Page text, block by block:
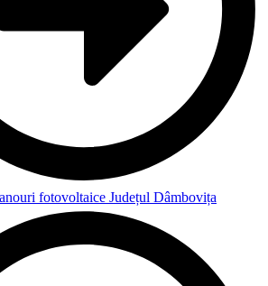
fotovoltaice Județul Dâmbovița